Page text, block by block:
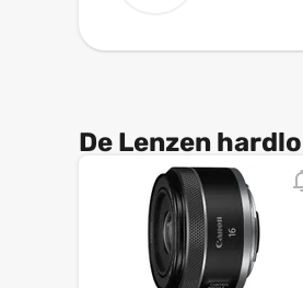
De Lenzen